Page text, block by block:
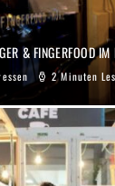
& FINGERFOOD
2 Minuten